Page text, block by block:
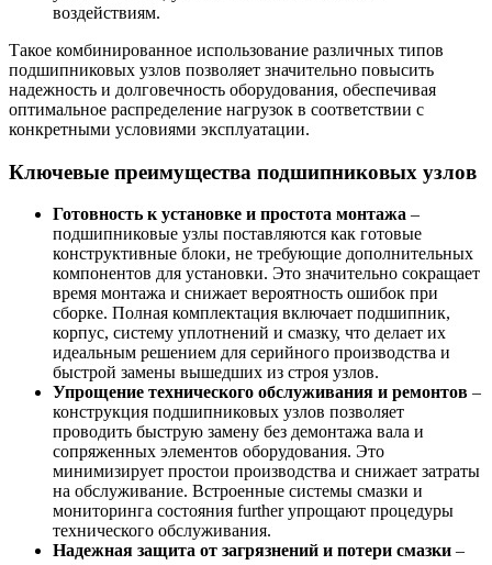
воздействиям.
Такое комбинированное использование различных типов
подшипниковых узлов позволяет значительно повысить
надежность и долговечность оборудования, обеспечивая
оптимальное распределение нагрузок в соответствии с
конкретными условиями эксплуатации.
Ключевые преимущества подшипниковых узлов
Готовность к установке и простота монтажа –
подшипниковые узлы поставляются как готовые
конструктивные блоки, не требующие дополнительных
компонентов для установки. Это значительно сокращает
время монтажа и снижает вероятность ошибок при
сборке. Полная комплектация включает подшипник,
корпус, систему уплотнений и смазку, что делает их
идеальным решением для серийного производства и
быстрой замены вышедших из строя узлов.
Упрощение технического обслуживания и ремонтов –
конструкция подшипниковых узлов позволяет
проводить быструю замену без демонтажа вала и
сопряженных элементов оборудования. Это
минимизирует простои производства и снижает затраты
на обслуживание. Встроенные системы смазки и
мониторинга состояния further упрощают процедуры
технического обслуживания.
Надежная защита от загрязнений и потери смазки –